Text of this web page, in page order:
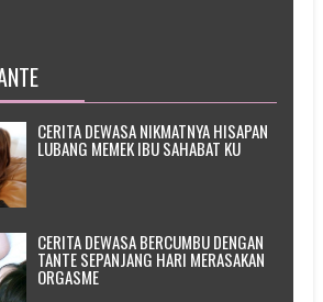
CERITA DEWASA NIKMATNYA HISAPAN
LUBANG MEMEK IBU SAHABAT KU
CERITA DEWASA BERCUMBU DENGAN
TANTE SEPANJANG HARI MERASAKAN
ORGASME